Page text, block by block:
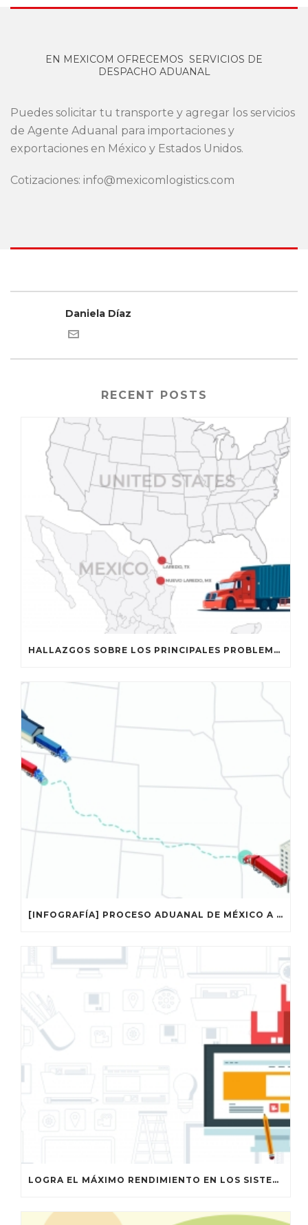
EN MEXICOM OFRECEMOS SERVICIOS DE
DESPACHO ADUANAL
Puedes solicitar tu transporte y agregar los servicios
de Agente Aduanal para importaciones y
exportaciones en México y Estados Unidos.
Cotizaciones: info@mexicomlogistics.com
Daniela Díaz
RECENT POSTS
HALLAZGOS SOBRE LOS PRINCIPALES PROBLEMAS DE COORDINACIÓN QUE COMPROMETEN LA EFICIENCIA Y LA INTEGRIDAD DEL CRUCE FRONTERIZO ENTRE ESTADOS UNIDOS Y MÉXICO, SEGÚN EL TEXAS TRANSPORTATION INSTITUTE
[INFOGRAFÍA] PROCESO ADUANAL DE MÉXICO A ESTADOS UNIDOS
LOGRA EL MÁXIMO RENDIMIENTO EN LOS SISTEMAS DE GESTIÓN DE ALMACENAMIENTO